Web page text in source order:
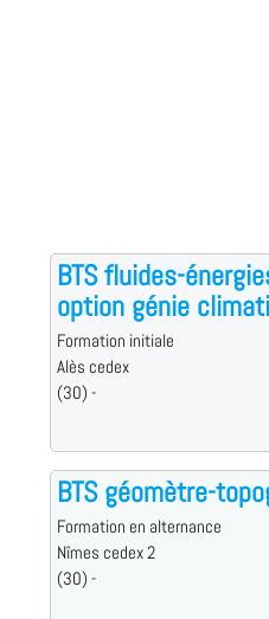
BTS fluides-
option génie
Formation initiale
Alès cedex
(30) -
BTS géomètre-
Formation en alternance
Nîmes cedex 2
(30) -